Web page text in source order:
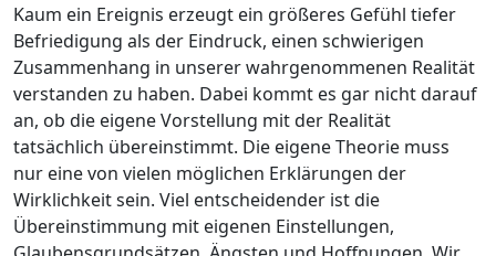
Kaum ein Ereignis erzeugt ein größeres Gefühl tiefer
Befriedigung als der Eindruck, einen schwierigen
Zusammenhang in ­unserer wahrgenommenen Realität
verstanden zu haben. Dabei kommt es gar nicht darauf
an, ob die eigene Vorstellung mit der Realität
tatsächlich übereinstimmt. Die eigene Theo­rie muss
nur eine von vielen möglichen Erklärungen der
Wirklichkeit sein. Viel entscheidender ist die
Übereinstimmung mit eigenen Einstellungen,